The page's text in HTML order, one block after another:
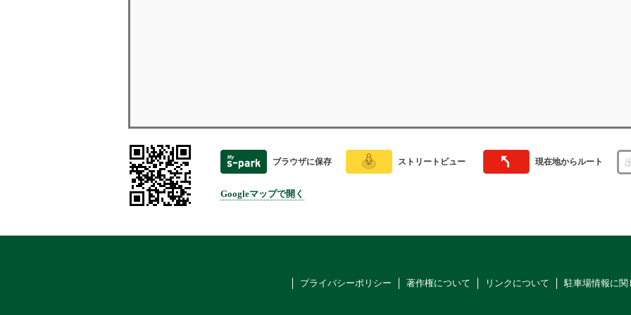
ブラウザに保存 ストリートビュー 現在地からルート
Googleマップで開く
プライバシーポリシー 著作権について リンクについて 駐車場情報に関